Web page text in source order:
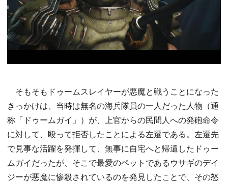
そもそもドゥームスレイヤーが悪魔と戦うことになった
きっかけは、当時は無名の海兵隊員の一人だった人物（通
称「ドゥームガイ」）が、上官からの民間人への発砲命令
に対して、殴って拒否したことによる左遷である。左遷先
で見事な活躍を発揮して、無事に自宅へと帰還したドゥー
ムガイだったが、そこで最愛のペットであるウサギのデイ
ジーが悪魔に惨殺されているのを発見したことで、その怒